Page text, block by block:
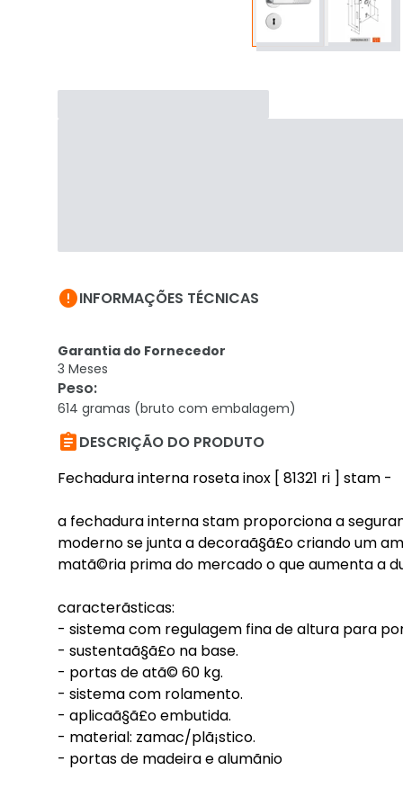
INFORMAÇÕES TÉCNICAS
Garantia do Fornecedor
3 Meses
Peso:
614 gramas (bruto com embalagem)
DESCRIÇÃO DO PRODUTO
Fechadura interna roseta inox [ 81321 ri ] stam -
a fechadura interna stam proporciona a
moderno se junta a decoraã§ã£o criando um
matã©ria prima do mercado o que aumenta a
caracterã­sticas:
- sistema com regulagem fina de altura para
- sustentaã§ã£o na base.
- portas de atã© 60 kg.
- sistema com rolamento.
- aplicaã§ã£o embutida.
- material: zamac/plã¡stico.
- portas de madeira e alumã­nio